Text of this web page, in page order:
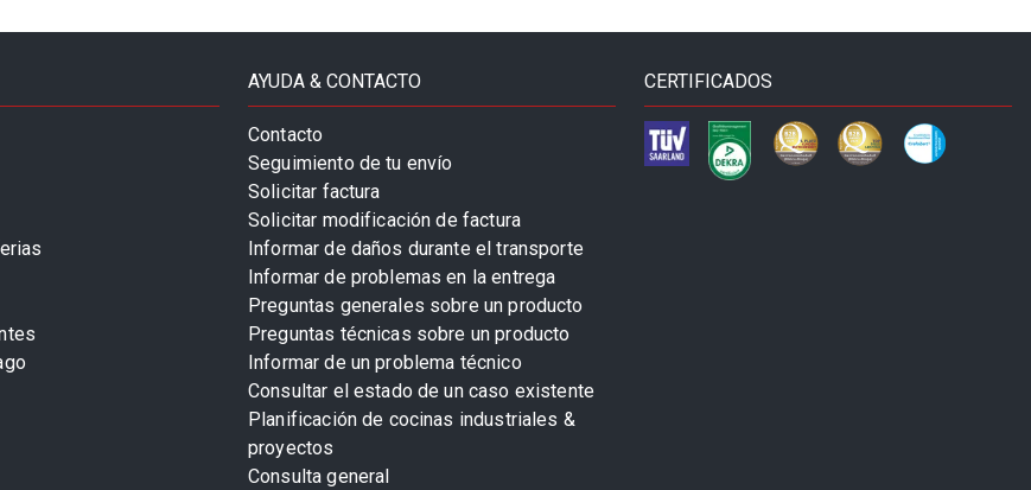
AYUDA & CONTACTO
Contacto
Seguimiento de tu envío
Solicitar factura
Solicitar modificación de factura
Informar de daños durante el transporte
Informar de problemas en la entrega
Preguntas generales sobre un producto
Preguntas técnicas sobre un producto
Informar de un problema técnico
Consultar el estado de un caso existente
Planificación de cocinas industriales &
proyectos
Consulta general
CERTIFICADOS